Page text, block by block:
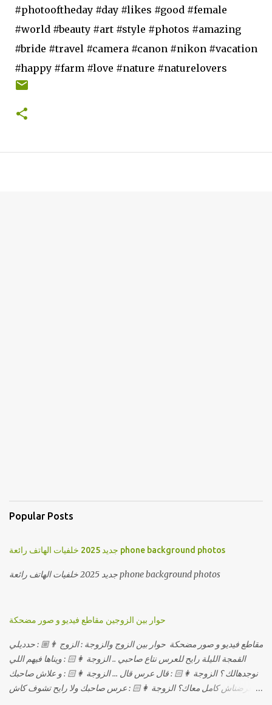
#photooftheday #day #likes #good #female
#world #beauty #art #style #photos #amazing
#bride #travel #camera #canon #nikon #vacation
#happy #farm #love #nature #naturelovers
Popular Posts
جديد 2025 خلفيات الهاتف رائعة phone background photos
جديد 2025 خلفيات الهاتف رائعة phone background photos
حوار بين الزوجين مقاطع فيديو و صور مضحكة
مقاطع فيديو و صور مضحكة حوار بين الزوج والزوجة : الزوج 👨🏼 : حدديلي
القمجة الليلة رايح للعرس نتاع صاحبي .. الزوجة 👩🏻 : ويناها فيهم اللي
نوجدهالك ؟ الزوجة 👩🏻 : قال عرس قال ... الزوجة 👩🏻 : و علاش صاحبك
ماعرضناش كامل معاك؟ الزوجة 👩🏻 : عرس صاحبك ولا رايح تشوف كاش